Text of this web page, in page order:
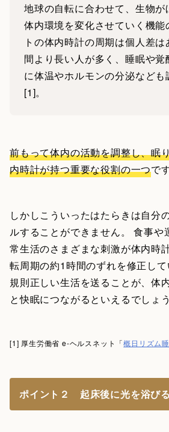
地球の自転に合わせて、生物
体内環境を変化させていく機能
トの体内時計の周期は個人差
間より長い人が多く、睡眠や
に体温やホルモンの分泌なども
[1]。
前もって体内の活動を調整し、眠
内時計が持つ重要な役割の一つで
しかしこういったはたらきは自分
ルすることができません。 食事や
常生活のさまざまな刺激が体内時
転周期の約1時間のずれを修正し
規則正しい生活を送ることが、体
と快眠につながるといえるでしょう
[1] 厚生労働省 e-ヘルスネット「概日リズム
ポイント２ 起床後に光を浴びる